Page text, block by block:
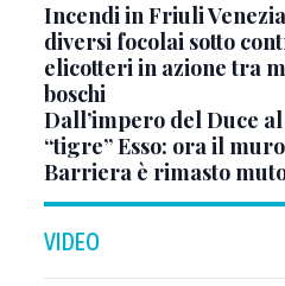
Incendi in Friuli
diversi focolai sotto
elicotteri in azione tra
boschi
Dall’impero del Duce
“tigre” Esso: ora il
Barriera è rimasto
VIDEO